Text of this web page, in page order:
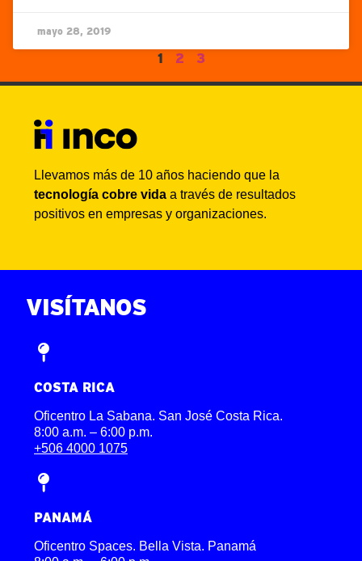
mayo 28, 2019
1 2 3
Llevamos más de 10 años haciendo que la
tecnología cobre vida a través de resultados
positivos en empresas y organizaciones.
VISÍTANOS
COSTA RICA
Oficentro La Sabana. San José Costa Rica.
8:00 a.m. – 6:00 p.m.
+506 4000 1075
PANAMÁ
Oficentro Spaces. Bella Vista. Panamá